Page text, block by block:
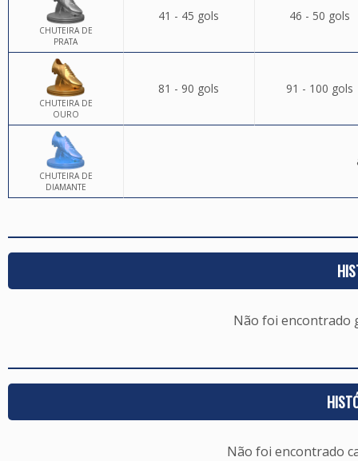
CHUTEIRA DE
PRATA
41 - 45 gols 46 - 50 gols
CHUTEIRA DE
OURO
81 - 90 gols 91 - 100 gols
CHUTEIRA DE
DIAMANTE
Não foi encontrado
Não foi encontrado